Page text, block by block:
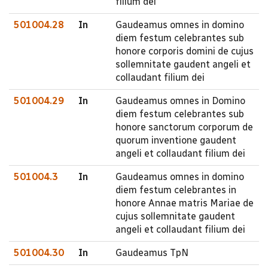
501004.28 In
Gaudeamus omnes in domino
diem festum celebrantes sub
honore corporis domini de cujus
sollemnitate gaudent angeli et
collaudant filium dei
501004.29 In
Gaudeamus omnes in Domino
diem festum celebrantes sub
honore sanctorum corporum de
quorum inventione gaudent
angeli et collaudant filium dei
501004.3 In
Gaudeamus omnes in domino
diem festum celebrantes in
honore Annae matris Mariae de
cujus sollemnitate gaudent
angeli et collaudant filium dei
501004.30 In Gaudeamus TpN